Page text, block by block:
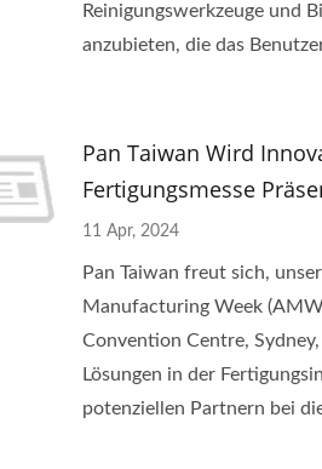
Reinigungswerkzeuge und
anzubieten, die das
Pan Taiwan Wird
Fertigungsmesse
11 Apr, 2024
Pan Taiwan freut sich,
Manufacturing Week
Convention Centre,
Lösungen in der
potenziellen Partnern bei